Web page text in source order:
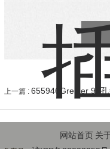
上一篇 : 655946Greiner 96
网站首页 关